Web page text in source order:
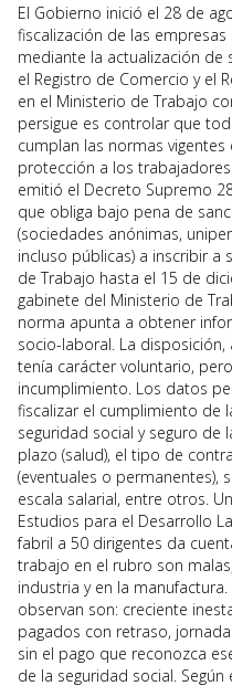
El Gobierno inició el 28 de
fiscalización de las
mediante la actualización de
el Registro de Comercio y el
en el Ministerio de Trabajo
persigue es controlar que
cumplan las normas
protección a los
emitió el Decreto Supremo
que obliga bajo pena de
(sociedades anónimas,
incluso públicas) a inscribir a
de Trabajo hasta el 15 de
gabinete del Ministerio de
norma apunta a obtener
socio-laboral. La
tenía carácter voluntario,
incumplimiento. Los datos
fiscalizar el cumplimiento de
seguridad social y seguro de
plazo (salud), el tipo de
(eventuales o permanentes),
escala salarial, entre otros.
Estudios para el Desarrollo
fabril a 50 dirigentes da
trabajo en el rubro son
industria y en la
observan son: creciente
pagados con retraso,
sin el pago que reconozca
de la seguridad social.